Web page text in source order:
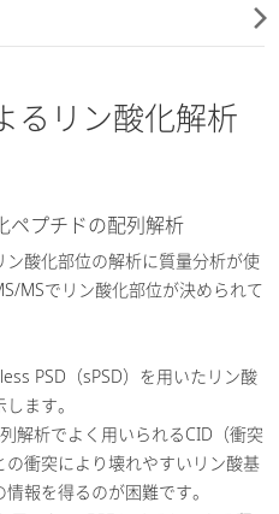
るリン酸化解析
ペプチドの配列解析
酸化部位の解析に質量分析が使
MSでリン酸化部位が決められて
PSD（sPSD）を用いたリン酸
ます。
解析でよく用いられるCID（衝突
衝突により壊れやすいリン酸基
報を得るのが困難です。